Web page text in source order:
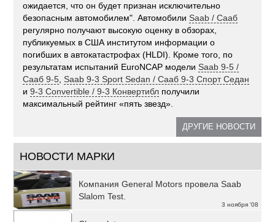
ожидается, что он будет признан исключительно
безопасным автомобилем". Автомобили Saab / Сааб
регулярно получают высокую оценку в обзорах,
публикуемых в США институтом информации о
погибших в автокатастрофах (HLDI). Кроме того, по
результатам испытаний EuroNCAP модели Saab 9-5 /
Сааб 9-5 Saab 9-3 Sport Sedan / Сааб 9-3 Спорт Седан
и9-3 Convertible / 9-3 Конвертибл получили
максимальный рейтинг «пять звезд».
ДРУГИЕ НОВОСТИ
НОВОСТИ МАРКИ
3 ноября '08
Компания General Motors провела Saab
Slalom Test.